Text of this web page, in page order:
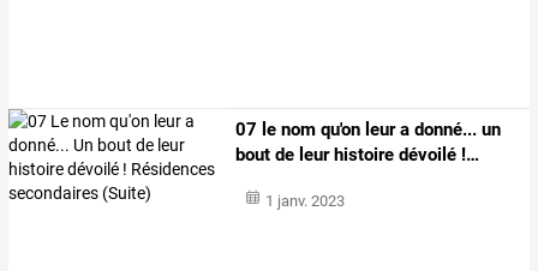
07 le nom qu'on leura donné... un
bout de leurhistoire dévoilé !…
1 janv. 2023